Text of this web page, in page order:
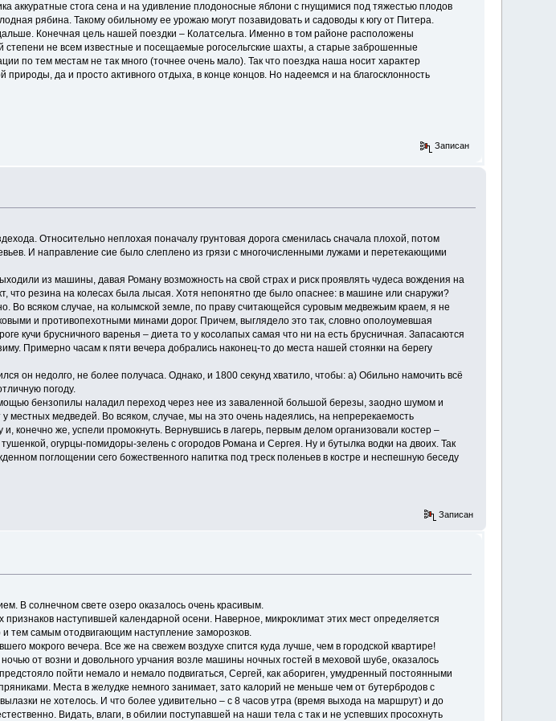
аккуратные стога сена и на удивление плодоносные яблони с гнущимися под тяжестью плодов
рябина. Такому обильному ее урожаю могут позавидовать и садоводы к югу от Питера.
Конечная цель нашей поездки – Колатсельга. Именно в том районе расположены
степени не всем известные и посещаемые рогосельгские шахты, а старые заброшенные
по тем местам не так много (точнее очень мало). Так что поездка наша носит характер
да и просто активного отдыха, в конце концов. Но надеемся и на благосклонность
Записан
Относительно неплохая поначалу грунтовая дорога сменилась сначала плохой, потом
И направление сие было слеплено из грязи с многочисленными лужами и перетекающими
из машины, давая Роману возможность на свой страх и риск проявлять чудеса вождения на
что резина на колесах была лысая. Хотя непонятно где было опаснее: в машине или снаружи?
Во всяком случае, на колымской земле, по праву считающейся суровым медвежьим краем, я не
и противопехотными минами дорог. Причем, выглядело это так, словно ополоумевшая
кучи брусничного варенья – диета то у косолапых самая что ни на есть брусничная. Запасаются
Примерно часам к пяти вечера добрались наконец-то до места нашей стоянки на берегу
он недолго, не более получаса. Однако, и 1800 секунд хватило, чтобы: а) Обильно намочить всё
погоду.
бензопилы наладил переход через нее из заваленной большой березы, заодно шумом и
местных медведей. Во всяком, случае, мы на это очень надеялись, на непререкаемость
конечно же, успели промокнуть. Вернувшись в лагерь, первым делом организовали костер –
огурцы-помидоры-зелень с огородов Романа и Сергея. Ну и бутылка водки на двоих. Так
поглощении сего божественного напитка под треск поленьев в костре и неспешную беседу
Записан
В солнечном свете озеро оказалось очень красивым.
наступившей календарной осени. Наверное, микроклимат этих мест определяется
тем самым отодвигающим наступление заморозков.
мокрого вечера. Все же на свежем воздухе спится куда лучше, чем в городской квартире!
от возни и довольного урчания возле машины ночных гостей в меховой шубе, оказалось
пойти немало и немало подвигаться, Сергей, как абориген, умудренный постоянными
Места в желудке немного занимает, зато калорий не меньше чем от бутербродов с
не хотелось. И что более удивительно – с 8 часов утра (время выхода на маршрут) и до
Видать, влаги, в обилии поступавшей на наши тела с так и не успевших просохнуть